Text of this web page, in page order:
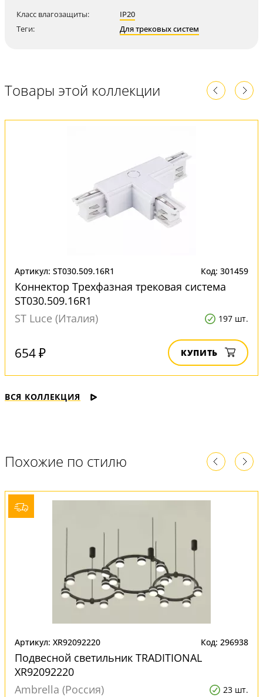
Класс влагозащиты:
IP20
Теги:
Для трековых систем
Товары этой коллекции
Артикул: ST030.509.16R1 Код: 301459
Коннектор Трехфазная трековая система
ST030.509.16R1
ST Luce (Италия)
197 шт.
654 ₽ КУПИТЬ
ВСЯ КОЛЛЕКЦИЯ
Похожие по стилю
Артикул: XR92092220 Код: 296938
Подвесной светильник TRADITIONAL
XR92092220
Ambrella (Россия)
23 шт.